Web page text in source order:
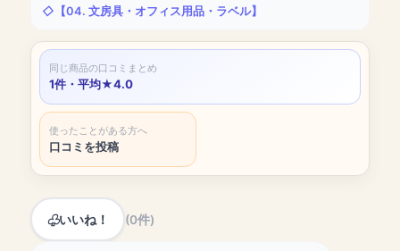
【04. 文房具・オフィス用品・ラベル】
同じ商品の口コミまとめ
1件・平均★4.0
使ったことがある方へ
口コミを投稿
いいね！ (0件)